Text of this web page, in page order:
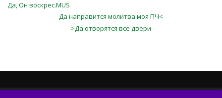
Да, Он воскрес.MUS
Да направится молитва моя ПЧ<
>Да отворятся все двери